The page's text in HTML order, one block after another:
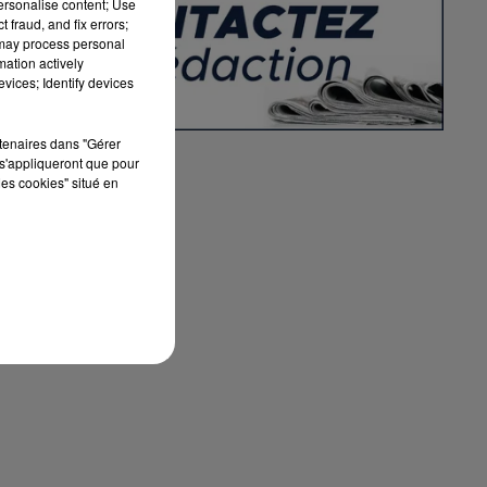
fraud, and fix errors;
process personal
actively
Identify devices
dans "Gérer
que pour
cookies" situé en